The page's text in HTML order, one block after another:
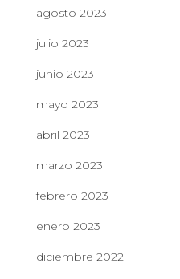
agosto 2023
julio 2023
junio 2023
mayo 2023
abril 2023
marzo 2023
febrero 2023
enero 2023
diciembre 2022